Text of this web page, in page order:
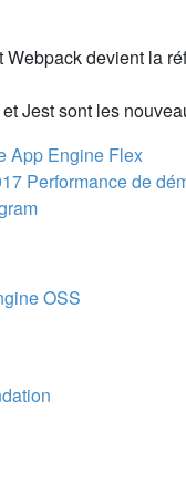
devient la
Jest sont les
App Engine Flex
Performance de
OSS